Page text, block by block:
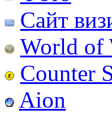
Сайт
World of
Counter
Aion